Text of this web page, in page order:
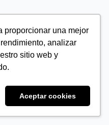
proporcionar una mejor
analizar
sitio web y
Aceptar cookies